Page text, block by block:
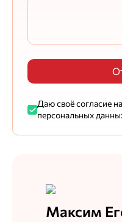
Даю своё согласие
персональных
Максим